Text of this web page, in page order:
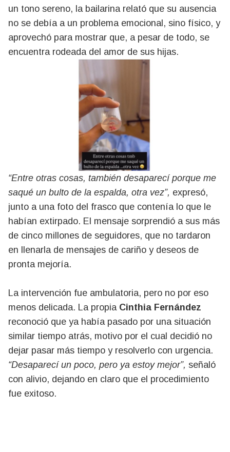
un tono sereno, la bailarina relató que su ausencia
no se debía a un problema emocional, sino físico, y
aprovechó para mostrar que, a pesar de todo, se
encuentra rodeada del amor de sus hijas.
“Entre otras cosas, también desaparecí porque me
saqué un bulto de la espalda, otra vez”, expresó,
junto a una foto del frasco que contenía lo que le
habían extirpado. El mensaje sorprendió a sus más
de cinco millones de seguidores, que no tardaron
en llenarla de mensajes de cariño y deseos de
pronta mejoría.
La intervención fue ambulatoria, pero no por eso
menos delicada. La propia Cinthia Fernández
reconoció que ya había pasado por una situación
similar tiempo atrás, motivo por el cual decidió no
dejar pasar más tiempo y resolverlo con urgencia.
“Desaparecí un poco, pero ya estoy mejor”, señaló
con alivio, dejando en claro que el procedimiento
fue exitoso.